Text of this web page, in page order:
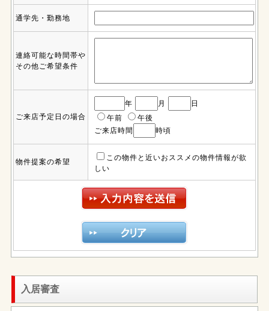
通学先・勤務地
連絡可能な時間帯や
その他ご希望条件
ご来店予定日の場合
年 月
日
午前
午後
ご来店時間
時頃
物件提案の希望
この物件と近いおススメの物件情報が欲
しい
入居審査